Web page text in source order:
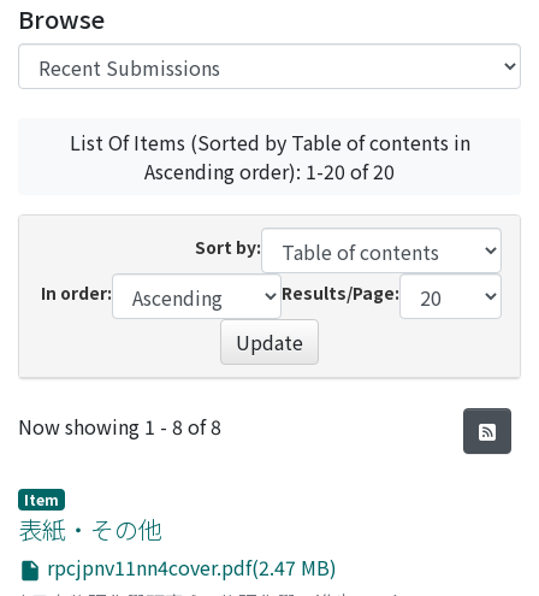
Browse
List Of Items (Sorted by Table of contents in
Ascending order): 1-20 of 20
Sort by:
In order:
Results/Page:
Update
Recent Submissions
Now showing 1 - 8 of 8
Item
表紙・その他
rpcjpnv11nn4cover.pdf(2.47 MB)